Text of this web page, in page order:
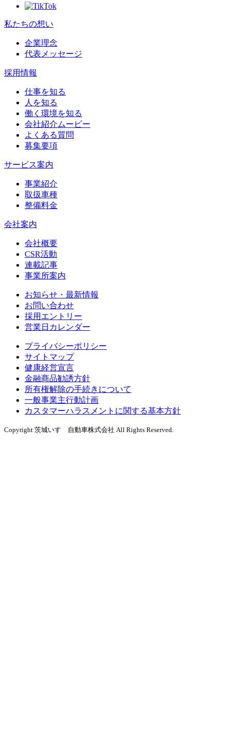
私たちの想い
企業理念
代表メッセージ
採用情報
仕事を知る
人を知る
働く環境を知る
会社紹介ムービー
よくある質問
募集要項
サービス案内
事業紹介
取扱車種
整備料金
会社案内
会社概要
CSR活動
連載記事
事業所案内
お知らせ・最新情報
お問い合わせ
採用エントリー
営業日カレンダー
プライバシーポリシー
サイトマップ
健康経営宣言
金融商品勧誘方針
所有権解除の手続きについて
一般事業主行動計画
カスタマーハラスメントに関する基本方針
Copyright 茨城いすゞ自動車株式会社 All Rights Reserved.